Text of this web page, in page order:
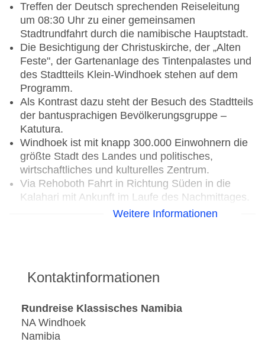
Treffen der Deutsch sprechenden Reiseleitung
um 08:30 Uhr zu einer gemeinsamen
Stadtrundfahrt durch die namibische Hauptstadt.
Die Besichtigung der Christuskirche, der „Alten
Feste", der Gartenanlage des Tintenpalastes und
des Stadtteils Klein-Windhoek stehen auf dem
Programm.
Als Kontrast dazu steht der Besuch des Stadtteils
der bantusprachigen Bevölkerungsgruppe –
Katutura.
Windhoek ist mit knapp 300.000 Einwohnern die
größte Stadt des Landes und politisches,
wirtschaftliches und kulturelles Zentrum.
Via Rehoboth Fahrt in Richtung Süden in die
Kalahari mit Ankunft im Laufe des Nachmittages.
Unterwegs besuchst du den Köcherbaumwald
und den Giant´s Playground – „Spielplatz der
Riesen“.
Weitere Informationen
Kontaktinformationen
Rundreise Klassisches Namibia
NA Windhoek
Namibia